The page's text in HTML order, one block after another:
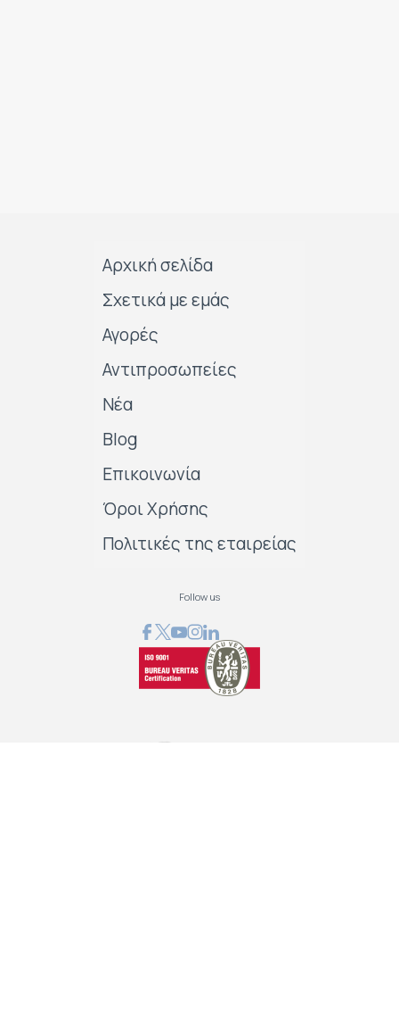
Αρχική σελίδα
Σχετικά με εμάς
Αγορές
Αντιπροσωπείες
Νέα
Blog
Επικοινωνία
Όροι Χρήσης
Πολιτικές της εταιρείας
Follow us